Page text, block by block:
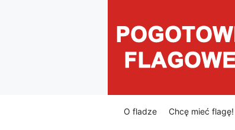
O fladze Chcę mieć flagę!